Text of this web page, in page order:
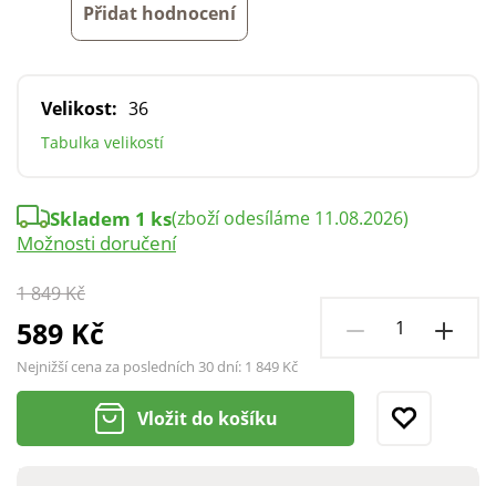
Přidat hodnocení
Velikost: 36
Tabulka velikostí
1 849 Kč
589 Kč
Nejnižší cena za posledních 30 dní: 1 849 Kč
Skladem 1 ks(zboží odesíláme 11.08.2026)
Možnosti doručení
Vložit do košíku